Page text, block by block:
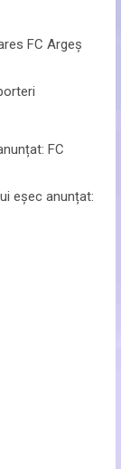
FC Argeș
FC
eșec anunțat: